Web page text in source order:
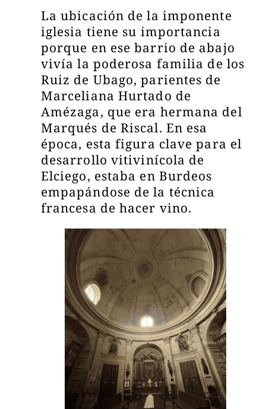
La ubicación de la imponente
iglesia tiene su importancia
porque en ese barrio de abajo
vivía la poderosa familia de los
Ruiz de Ubago, parientes de
Marceliana Hurtado de
Amézaga, que era hermana del
Marqués de Riscal. En esa
época, esta figura clave para el
desarrollo vitivinícola de
Elciego, estaba en Burdeos
empapándose de la técnica
francesa de hacer vino.